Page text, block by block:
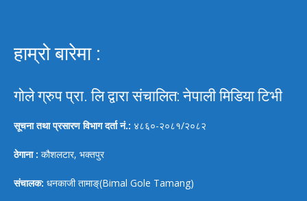
हाम्रो बारेमा :
गोले ग्रुप प्रा. लि द्वारा संचालित: नेपाली मिडिया टिभी
सूचना तथा प्रसारण विभाग दर्ता नं.: ४८६०-२०८१/२०८२
ठेगाना : कौशलटार, भक्तपुर
संचालक: धनकाजी तामाङ्(Bimal Gole Tamang)